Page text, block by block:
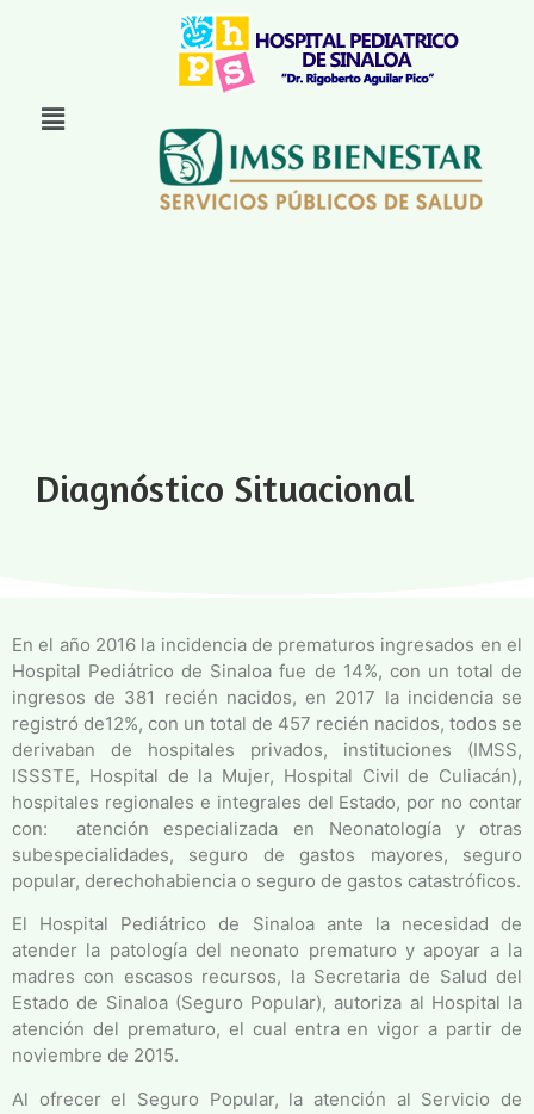
Diagnóstico Situacional
En el año 2016 la incidencia de prematuros ingresados en el
Hospital Pediátrico de Sinaloa fue de 14%, con un total de
ingresos de 381 recién nacidos, en 2017 la incidencia se
registró de12%, con un total de 457 recién nacidos, todos se
derivaban de hospitales privados, instituciones (IMSS,
ISSSTE, Hospital de la Mujer, Hospital Civil de Culiacán),
hospitales regionales e integrales del Estado, por no contar
con: atención especializada en Neonatología y otras
subespecialidades, seguro de gastos mayores, seguro
popular, derechohabiencia o seguro de gastos catastróficos.
El Hospital Pediátrico de Sinaloa ante la necesidad de
atender la patología del neonato prematuro y apoyar a la
madres con escasos recursos, la Secretaria de Salud del
Estado de Sinaloa (Seguro Popular), autoriza al Hospital la
atención del prematuro, el cual entra en vigor a partir de
noviembre de 2015.
Al ofrecer el Seguro Popular, la atención al Servicio de